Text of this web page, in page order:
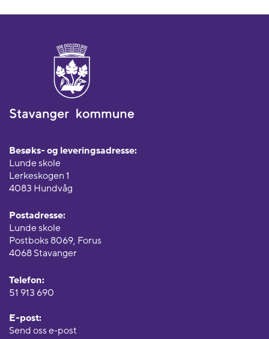
Besøks- og leveringsadresse:
Lunde skole
Lerkeskogen 1
4083 Hundvåg
Postadresse:
Lunde skole
Postboks 8069, Forus
4068 Stavanger
Telefon:
51 913 690
E-post:
Send oss e-post